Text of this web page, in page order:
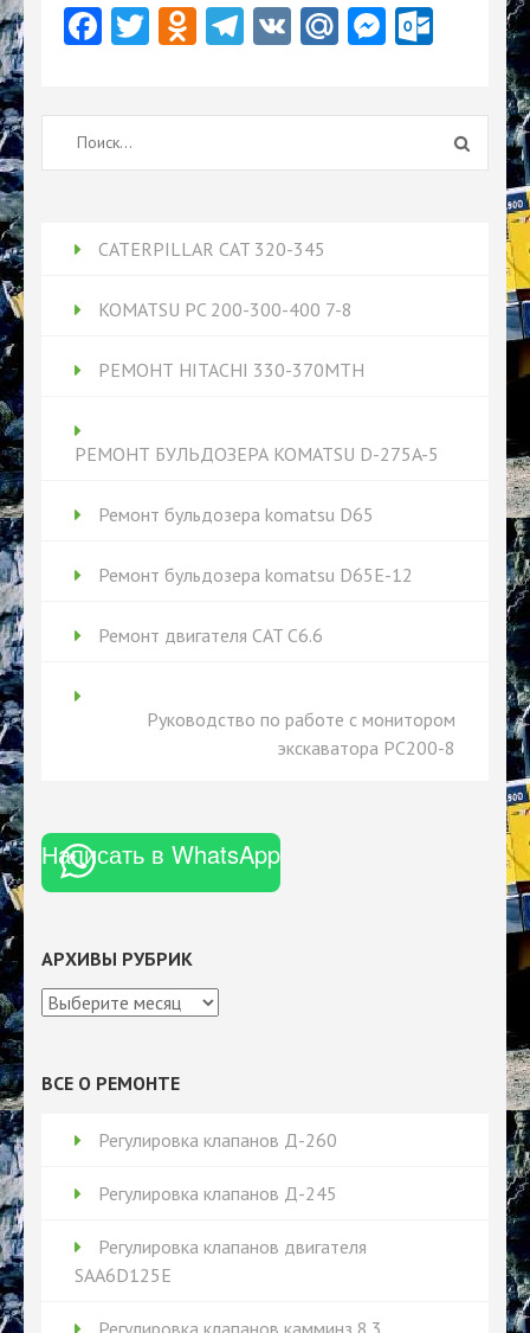
Facebook
Twitter
Odnoklassniki
Telegram
VK Mail.Ru
Найти:
CATERPILLAR CAT 320-345
KOMATSU PC 200-300-400 7-8
РЕМОНТ HITACHI 330-370MTH
РЕМОНТ БУЛЬДОЗЕРА KOMATSU D-275A-5
Ремонт бульдозера komatsu D65
Ремонт бульдозера komatsu D65Е-12
Ремонт двигателя CAT C6.6
Руководство по работе с монитором
экскаватора PC200-8
Написать в WhatsApp
АРХИВЫ РУБРИК
Архивы
ВСЕ О РЕМОНТЕ
Регулировка клапанов Д-260
Регулировка клапанов Д-245
Регулировка клапанов двигателя
SAA6D125E
Регулировка клапанов камминз 8.3